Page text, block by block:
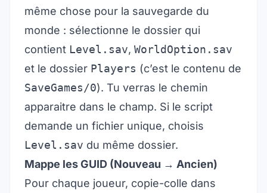
même chose pour la sauvegarde du
monde : sélectionne le dossier qui
contient Level.sav, WorldOption.sav
et le dossier Players (c’est le contenu de
SaveGames/0). Tu verras le chemin
apparaitre dans le champ. Si le script
demande un fichier unique, choisis
Level.sav du même dossier.
Mappe les GUID (Nouveau → Ancien)
Pour chaque joueur, copie-colle dans